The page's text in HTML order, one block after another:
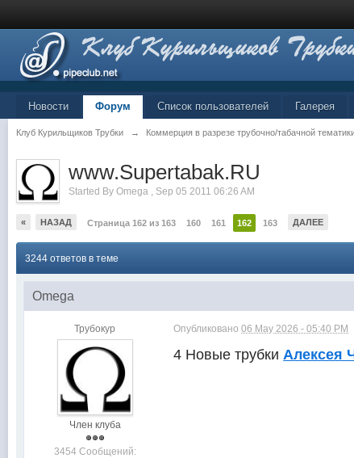
Новости Форум Список пользователей Галерея
Клуб Курильщиков Трубки → Коммерция в разрезе трубочно/табачной
www.Supertabak.RU
Started ByOmega , Sep 05 2011 06:26 AM
« НАЗАД Страница 162 из 163 160 161 162 163 ДАЛЕЕ
3244 ответов в теме
Omega
Трубокур
Член клуба
3454 Сообщений:
Опубликовано06 May 2026 - 05:40 PM
4 Новые трубкиАлексея